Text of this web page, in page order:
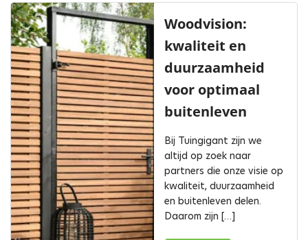
Woodvision:
kwaliteit en
duurzaamheid
voor optimaal
buitenleven
Bij Tuingigant zijn we
altijd op zoek naar
partners die onze visie op
kwaliteit, duurzaamheid
en buitenleven delen.
Daarom zijn […]